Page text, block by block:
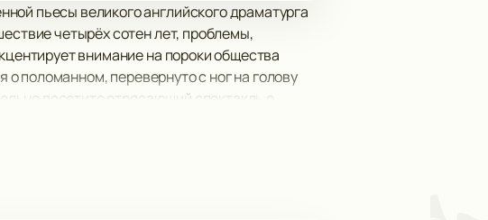
пьесы великого английского драматурга
четырёх сотен лет, проблемы,
внимание на пороки общества
поломанном, перевернуто с ног на голову
посетите отрясающий спектакль о
или абсолютное принятие человека со